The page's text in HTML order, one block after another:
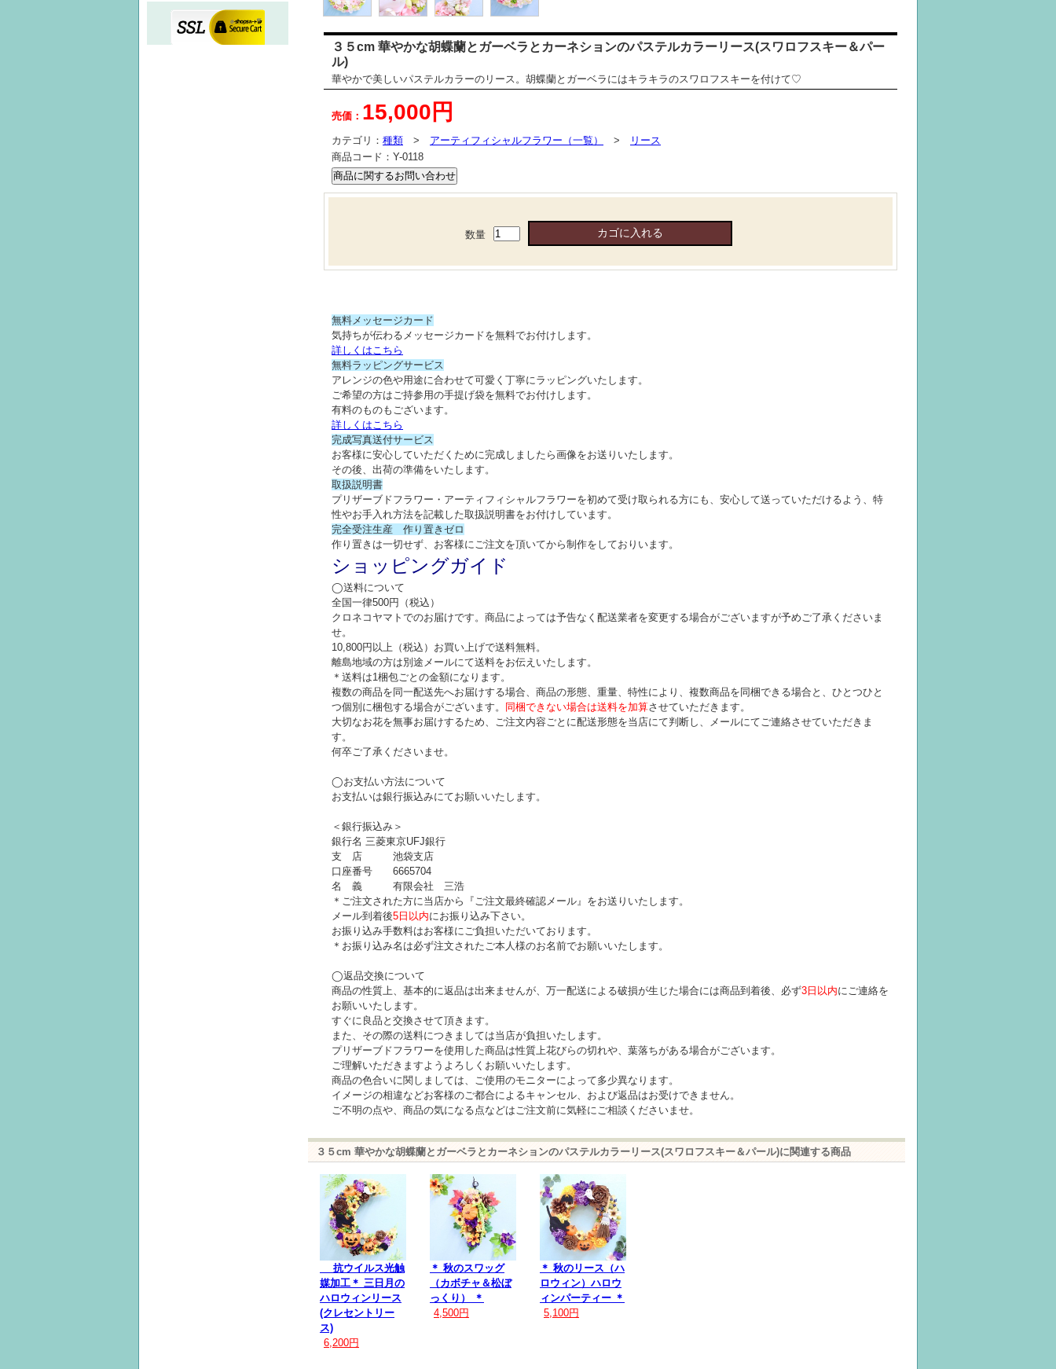
３５cm 華やかな胡蝶蘭とガーベラとカーネションのパステルカラーリース(スワロフスキー＆パー
ル)
華やかで美しいパステルカラーのリース。胡蝶蘭とガーベラにはキラキラのスワロフスキーを付けて♡
売価： 15,000円
カテゴリ： 種類 > アーティフィシャルフラワー（一覧） >
リース
商品コード： Y-0118
数量
無料メッセージカード
気持ちが伝わるメッセージカードを無料でお付けします。
詳しくはこちら
無料ラッピングサービス
アレンジの色や用途に合わせて可愛く丁寧にラッピングいたします。
ご希望の方はご持参用の手提げ袋を無料でお付けします。
有料のものもございます。
詳しくはこちら
完成写真送付サービス
お客様に安心していただくために完成しましたら画像をお送りいたします。
その後、出荷の準備をいたします。
取扱説明書
プリザーブドフラワー・アーティフィシャルフラワーを初めて受け取られる方にも、安心して送っていただけるよう、特
性やお手入れ方法を記載した取扱説明書をお付けしています。
完全受注生産 作り置きゼロ
作り置きは一切せず、お客様にご注文を頂いてから制作をしておりいます。
ショッピングガイド
◯送料について
全国一律500円（税込）
クロネコヤマトでのお届けです。商品によっては予告なく配送業者を変更する場合がございますが予めご了承くださいま
せ。
10,800円以上（税込）お買い上げで送料無料。
離島地域の方は別途メールにて送料をお伝えいたします。
＊送料は1梱包ごとの金額になります。
複数の商品を同一配送先へお届けする場合、商品の形態、重量、特性により、複数商品を同梱できる場合と、ひとつひと
つ個別に梱包する場合がございます。
同梱できない場合は送料を加算させていただきます。
大切なお花を無事お届けするため、ご注文内容ごとに配送形態を当店にて判断し、メールにてご連絡させていただきま
す。
何卒ご了承くださいませ。
◯お支払い方法について
お支払いは銀行振込みにてお願いいたします。
＜銀行振込み＞
銀行名 三菱東京UFJ銀行
支 店 池袋支店
口座番号 6665704
名 義 有限会社 三浩
＊ご注文された方に当店から『ご注文最終確認メール』をお送りいたします。
メール到着後5日以内にお振り込み下さい。
お振り込み手数料はお客様にご負担いただいております。
＊お振り込み名は必ず注文されたご本人様のお名前でお願いいたします。
◯返品交換について
商品の性質上、基本的に返品は出来ませんが、万一配送による破損が生じた場合には商品到着後、必ず3日以内にご連絡を
お願いいたします。
すぐに良品と交換させて頂きます。
また、その際の送料につきましては当店が負担いたします。
プリザーブドフラワーを使用した商品は性質上花びらの切れや、葉落ちがある場合がございます。
ご理解いただきますようよろしくお願いいたします。
商品の色合いに関しましては、ご使用のモニターによって多少異なります。
イメージの相違などお客様のご都合によるキャンセル、および返品はお受けできません。
ご不明の点や、商品の気になる点などはご注文前に気軽にご相談くださいませ。
３５cm 華やかな胡蝶蘭とガーベラとカーネションのパステルカラーリース(スワロフスキー＆パール)に関連する商品
抗ウイルス光触
媒加工＊ 三日月の
ハロウィンリース
(クレセントリー
ス)
6,200円
＊ 秋のスワッグ
（カボチャ＆松ぼ
っくり） ＊
4,500円
＊ 秋のリース（ハ
ロウィン）ハロウ
ィンパーティー ＊
5,100円